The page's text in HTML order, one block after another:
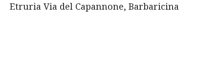
Etruria Via del Capannone, Barbaricina